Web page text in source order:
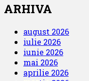
ARHIVA
august 2026
iulie 2026
iunie 2026
mai 2026
aprilie 2026